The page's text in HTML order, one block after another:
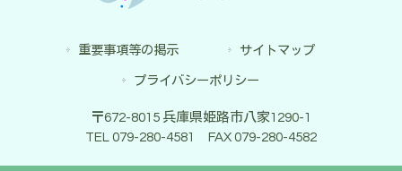
重要事項等の掲示 サイトマップ
プライバシーポリシー
〒672-8015 兵庫県姫路市八家1290-1
TEL 079-280-4581 FAX 079-280-4582